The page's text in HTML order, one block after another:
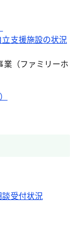
支援施設の状況
業（ファミリーホ
受付状況